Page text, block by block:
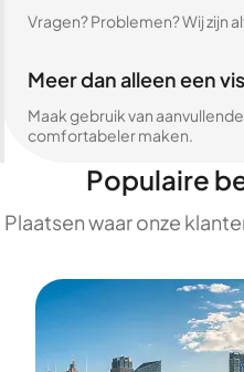
Vragen? Problemen? Wij zijn
Meer dan alleen een
Maak gebruik van
comfortabeler maken.
Populaire
Plaatsen waar onze